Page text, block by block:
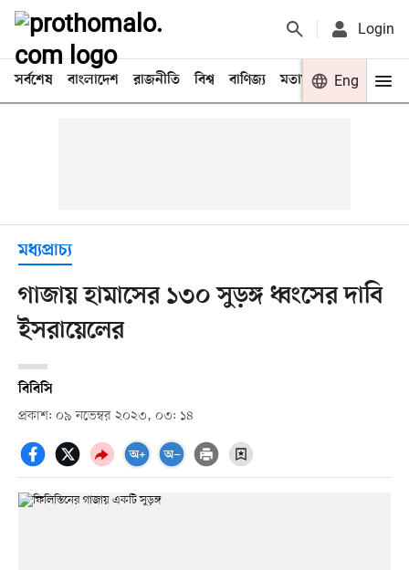
Login
সর্বশেষ বাংলাদেশ রাজনীতি বিশ্ব বাণিজ্য মতামত খেলা
Eng
মধ্যপ্রাচ্য
গাজায় হামাসের ১৩০ সুড়ঙ্গ ধ্বংসের দাবি
ইসরায়েলের
বিবিসি
প্রকাশ: ০৯ নভেম্বর ২০২৩, ০৩: ১৪